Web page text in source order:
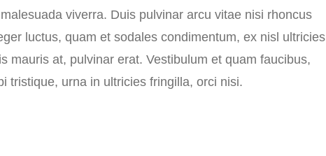
viverra. Duis pulvinar arcu vitae nisi rhoncus
luctus, quam et sodales condimentum, ex nisl ultricies
mauris at, pulvinar erat. Vestibulum et quam faucibus,
tristique, urna in ultricies fringilla, orci nisi.